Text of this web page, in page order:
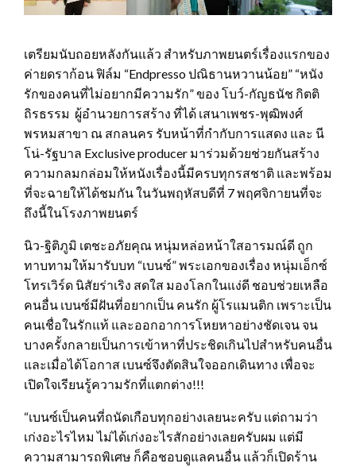
เตรียมนับถอยหลังกันแล้ว สำหรับภาพยนตร์เรื่องแรกของ
ค่ายดราก้อน ฟิล์ม “Endpresso ปณิธานหวานน้อย” “หนัง
รักของคนที่ไม่อยากมีความรัก” ของ โบว์-กัญธนัช กิตติ
ถิรธรรม ผู้อำนวยการสร้าง ที่ได้ เสนาเพชร-พุฒิพงศ์
พรหมสาขา ณ สกลนคร รับหน้าที่กำกับการแสดง และ นี
โน่-รัฐบาล Exclusive producer มาร่วมด้วยช่วยกันสร้าง
ความกลมกล่อมให้หนังเรื่องนี้มีครบทุกรสชาติ และพร้อม
ที่จะฉายให้ได้ชมกัน ในวันพฤหัสบดีที่ 7 พฤศจิกายนที่จะ
ถึงนี้ในโรงภาพยนตร์
นิว-ฐิติภูมิ เตชะอภัยคุณ หนุ่มหล่อหน้าใสอารมณ์ดี ถูก
ทาบทามให้มารับบท “เบนซ์” พระเอกของเรื่อง หนุ่มเอ็กซ์
โทรเวิร์ด นิสัยร่าเริง สดใส มองโลกในแง่ดี ชอบช่วยเหลือ
คนอื่น เบนซ์มีฝันที่อยากเป็น คนรัก ผู้โรแมนติก เพราะเป็น
คนเชื่อในรักแท้ และออกอาการโหยหาอย่างชัดเจน จน
บางครั้งกลายเป็นการเข้าหาที่ประชิดเกินไปสำหรับคนอื่น
และเมื่อได้โอกาส เบนซ์จึงตัดสินใจออกเดินทาง เพื่อจะ
เปิดใจเรียนรู้ความรักที่แตกต่าง!!!
“เบนซ์เป็นคนที่ถนัดเกือบทุกอย่างเลยนะครับ แต่ถามว่า
เก่งอะไรไหม ไม่ได้เก่งอะไรสักอย่างเลยครับผม แต่มี
ความสามารถพิเศษ ก็คือชอบดูแลคนอื่น แล้วก็เปิดร้าน